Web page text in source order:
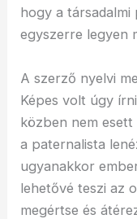
hogy a
egyszerre legyen
A szerző nyelvi
Képes volt úgy
közben nem esett
a paternalista
ugyanakkor
lehetővé teszi az
megértse és